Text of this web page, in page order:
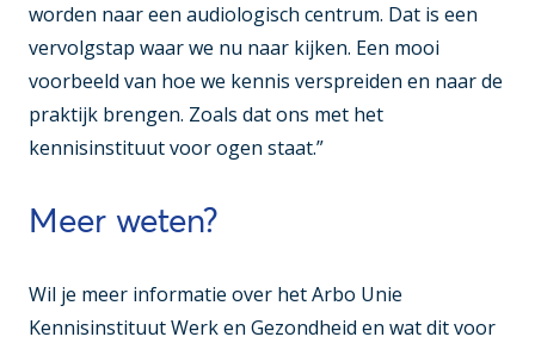
worden naar een audiologisch centrum. Dat is een
vervolgstap waar we nu naar kijken. Een mooi
voorbeeld van hoe we kennis verspreiden en naar de
praktijk brengen. Zoals dat ons met het
kennisinstituut voor ogen staat.”
Meer weten?
Wil je meer informatie over het Arbo Unie
Kennisinstituut Werk en Gezondheid en wat dit voor